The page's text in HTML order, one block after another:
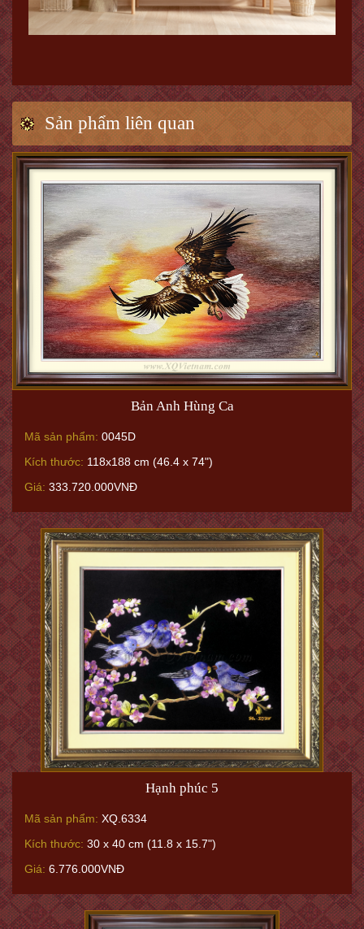
Sản phẩm liên quan
Bản Anh Hùng Ca
Mã sản phẩm: 0045D
Kích thước: 118x188 cm (46.4 x 74")
Giá: 333.720.000VNĐ
Hạnh phúc 5
Mã sản phẩm: XQ.6334
Kích thước: 30 x 40 cm (11.8 x 15.7")
Giá: 6.776.000VNĐ